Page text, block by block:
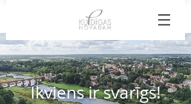
Ikviens ir svarīgs!